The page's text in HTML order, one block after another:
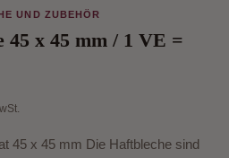
UND ZUBEHÖR
45 x 45 mm / 1 VE =
45 x 45 mm Die Haftbleche sind